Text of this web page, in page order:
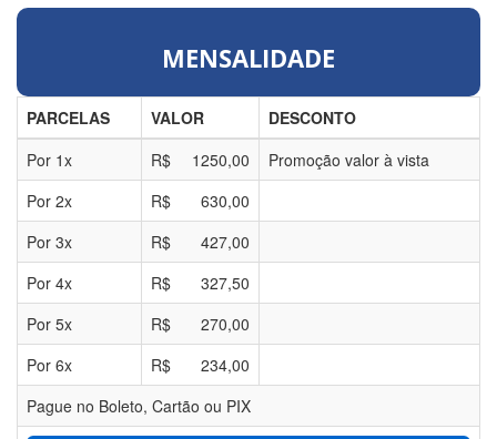
MENSALIDADE
PARCELAS VALOR
DESCONTO
Por 1x R$ 1250,00
Promoção valor à vista
Por 2x R$
630,00
Por 3x R$
427,00
Por 4x R$
327,50
Por 5x R$
270,00
Por 6x R$
234,00
Pague no Boleto, Cartão ou PIX